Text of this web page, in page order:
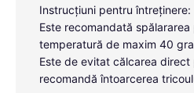
Instrucțiuni pentru întreținere:
Este recomandată
temperatură de maxim 40
Este de evitat călcarea direct
recomandă întoarcerea